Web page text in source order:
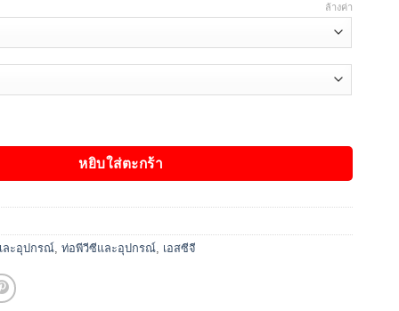
through
฿6,110.00
ล้างค่า
น 5 ตราช้าง ชนิดปลายเรียบ ชิ้น
หยิบใส่ตะกร้า
ละอุปกรณ์ ,ท่อพีวีซีและอุปกรณ์ เอสซีจี